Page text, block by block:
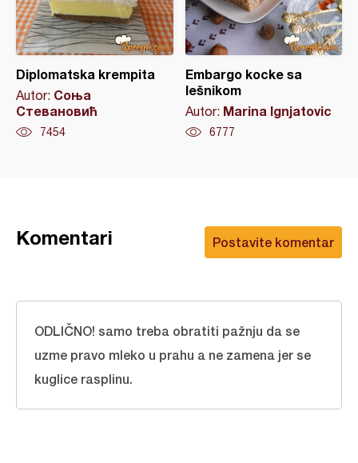
Diplomatska krempita
Autor: Соња
Стевановић
7454
Embargo kocke sa
lešnikom
Autor: Marina Ignjatovic
6777
Postavite komentar
Komentari
ODLIČNO! samo treba obratiti pažnju da se
uzme pravo mleko u prahu a ne zamena jer se
kuglice rasplinu.